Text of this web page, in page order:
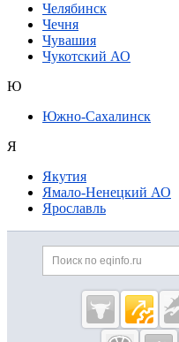
Челябинск
Чечня
Чувашия
Чукотский АО
Ю
Южно-Сахалинск
Я
Якутия
Ямало-Ненецкий АО
Ярославль
Cсылки на